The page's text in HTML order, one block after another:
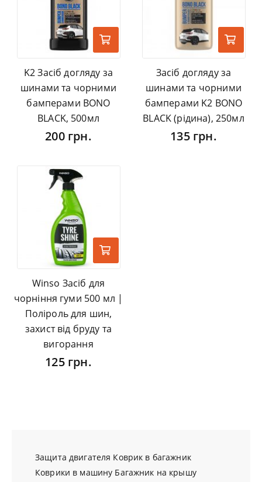
K2 Засіб догляду за
шинами та чорними
бамперами BONO
BLACK, 500мл
200 грн.
Засіб догляду за
шинами та чорними
бамперами K2 BONO
BLACK (рідина), 250мл
135 грн.
Winso Засіб для
чорніння гуми 500 мл |
Поліроль для шин,
захист від бруду та
вигорання
125 грн.
Защита двигателя Коврик в багажник
Коврики в машину Багажник на крышу